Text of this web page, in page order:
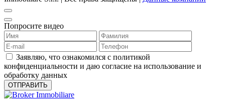
Попросите видео
Заявляю, что ознакомился с политикой
конфиденциальности и даю согласие на использование и
обработку данных